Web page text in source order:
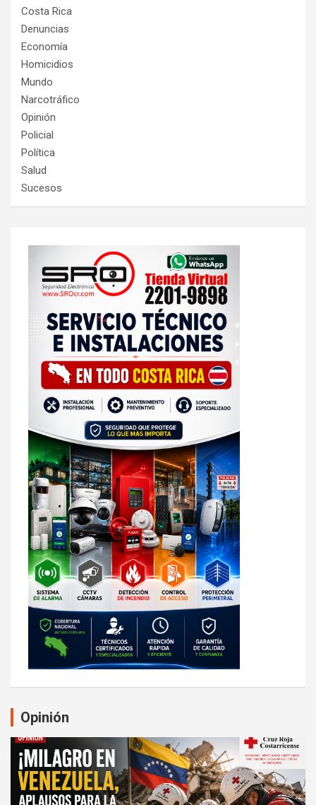
Costa Rica
Denuncias
Economía
Homicidios
Mundo
Narcotráfico
Opinión
Policial
Política
Salud
Sucesos
Opinión